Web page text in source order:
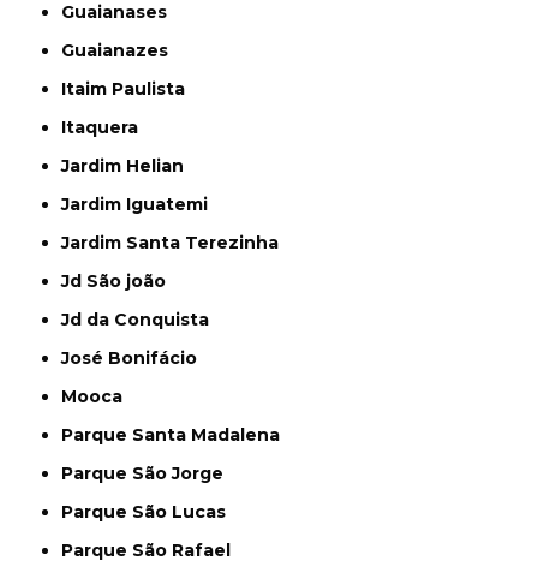
Guaianases
Guaianazes
Itaim Paulista
Itaquera
Jardim Helian
Jardim Iguatemi
Jardim Santa Terezinha
Jd São joão
Jd da Conquista
José Bonifácio
Mooca
Parque Santa Madalena
Parque São Jorge
Parque São Lucas
Parque São Rafael